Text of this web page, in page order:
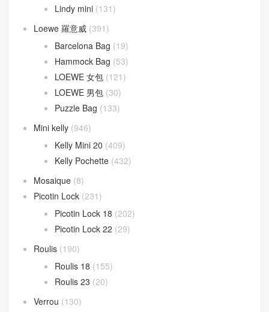
Lindy mini (131)
Loewe 羅意威 (391)
Barcelona Bag (19)
Hammock Bag (53)
LOEWE 女包 (121)
LOEWE 男包 (30)
Puzzle Bag (133)
Mini kelly (946)
Kelly Mini 20 (409)
Kelly Pochette (432)
Mosaique (8)
Picotin Lock (231)
Picotin Lock 18 (202)
Picotin Lock 22 (29)
Roulis (190)
Roulis 18 (155)
Roulis 23 (20)
Verrou (130)